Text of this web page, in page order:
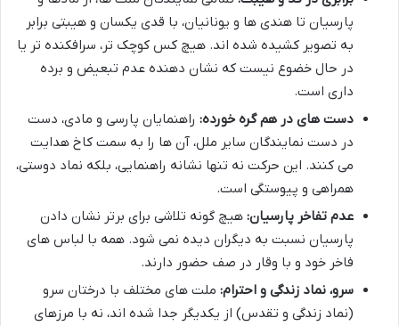
پارسیان تا هندی ها و یونانیان، با قدی یکسان و هیبتی برابر
به تصویر کشیده شده اند. هیچ کس کوچک تر، سرافکنده تر یا
در حال خضوع نیست که نشان دهنده عدم تبعیض و برده
داری است.
دست های در هم گره خورده: راهنمایان پارسی و مادی، دست
در دست نمایندگان سایر ملل، آن ها را به سمت کاخ هدایت
می کنند. این حرکت نه تنها نشانه راهنمایی، بلکه نماد دوستی،
همراهی و پیوستگی است.
عدم تفاخر پارسیان: هیچ گونه تلاشی برای برتر نشان دادن
پارسیان نسبت به دیگران دیده نمی شود. همه با لباس های
فاخر خود و با وقار در صف حضور دارند.
سرو، نماد زندگی و احترام: ملت های مختلف با درختان سرو
(نماد زندگی و تقدس) از یکدیگر جدا شده اند، نه با مرزهای